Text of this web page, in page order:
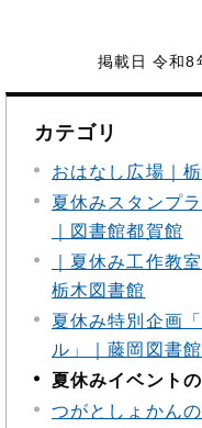
掲載日 令和8
カテゴリ
おはなし広場｜
夏休みスタンプ
｜図書館都賀館
｜夏休み工作教
栃木図書館
夏休み特別企画
ル」｜藤岡図書館
夏休みイベント
つがとしょかん